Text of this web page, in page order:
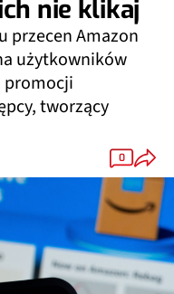
nie klikaj
przecen Amazon
użytkowników
promocji
tworzący
0